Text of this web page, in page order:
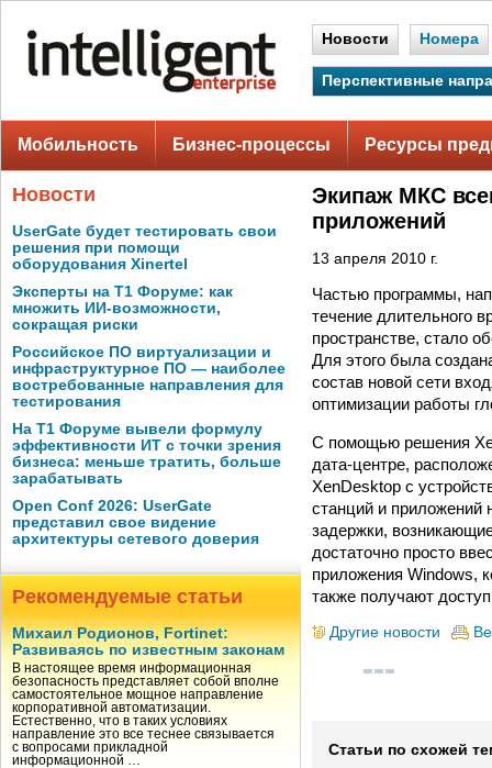
Новости Номера
Перспективные
Мобильность Бизнес-процессы Ресурсы
Новости
UserGate будет тестировать свои
решения при помощи
оборудования Xinertel
Эксперты на Т1 Форуме: как
множить ИИ-возможности,
сокращая риски
Российское ПО виртуализации и
инфраструктурное ПО — наиболее
востребованные направления для
тестирования
На Т1 Форуме вывели формулу
эффективности ИТ с точки зрения
бизнеса: меньше тратить, больше
зарабатывать
Open Conf 2026: UserGate
представил свое видение
архитектуры сетевого доверия
Рекомендуемые статьи
Михаил Родионов, Fortinet:
Развиваясь по известным законам
В настоящее время информационная
безопасность представляет собой вполне
самостоятельное мощное направление
корпоративной автоматизации.
Естественно, что в таких условиях
направление это все теснее связывается
с вопросами прикладной
информационной …
Экипаж МКС
приложений
13 апреля 2010 г.
Частью программы,
течение длительного
пространстве, стало
Для этого была
состав новой сети
оптимизации работы
С помощью решения
дата-центре,
XenDesktop с
станций и приложений
задержки,
достаточно просто
приложения Windows,
также получают
Другие новости
Статьи по схожей